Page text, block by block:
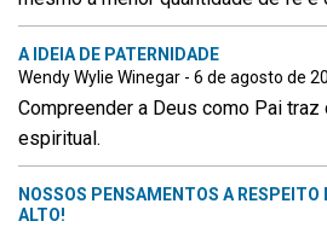
A IDEIA DE PATERNIDADE
Wendy Wylie Winegar - 6 de agosto de
Compreender a Deus como Pai
espiritual.
NOSSOS PENSAMENTOS A RESPEITO
ALTO!